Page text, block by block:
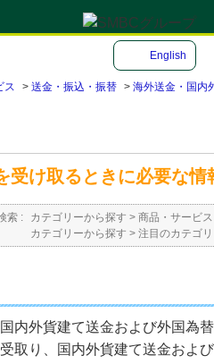
English
ス > 送金・振込・振替 > 海外送金・国内
受け取るときに必要な
索 : カテゴリーから探す > 商品・サービス
カテゴリーから探す > 注目のカテゴ
内外貨建て送金および外国為
取り、国内外貨建て送金およ